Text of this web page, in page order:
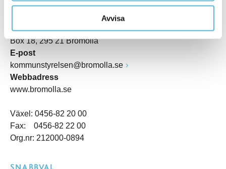
Avvisa
Besöksadress
Kommunhuset, Storgatan 48
Postadress
Box 18, 295 21 Bromölla
E-post
kommunstyrelsen@bromolla.se
Webbadress
www.bromolla.se
Växel: 0456-82 20 00
Fax: 0456-82 22 00
Org.nr: 212000-0894